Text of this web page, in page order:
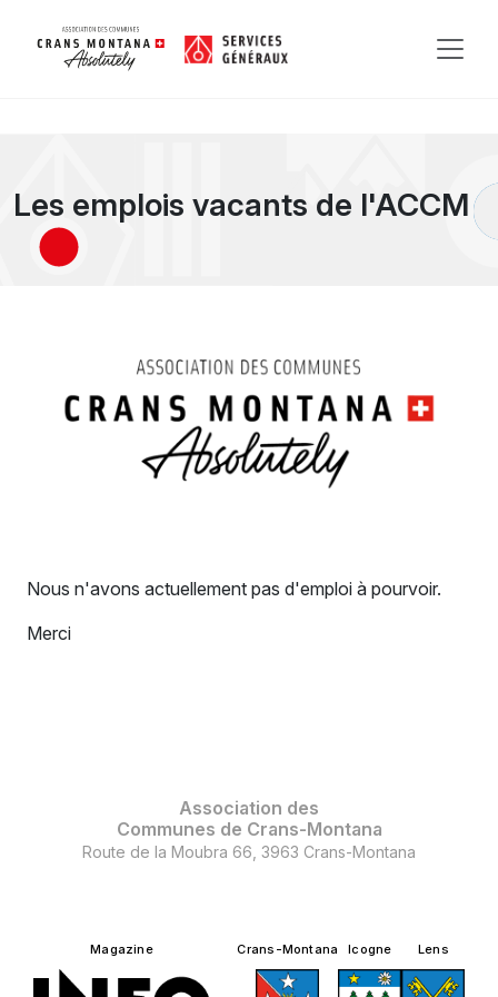
Les emplois vacants de l'ACCM
Nous n'avons actuellement pas d'emploi à pourvoir.
Merci
Association des
Communes de Crans-Montana
Route de la Moubra 66, 3963 Crans-Montana
Magazine Crans-Montana Icogne Lens